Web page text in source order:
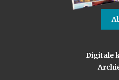
Digitale